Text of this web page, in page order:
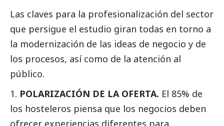
Las claves para la profesionalización del sector
que persigue el estudio giran todas en torno a
la modernización de las ideas de negocio y de
los procesos, así como de la atención al
público.
POLARIZACIÓN DE LA OFERTA. El 85% de
los hosteleros piensa que los negocios deben
ofrecer experiencias diferentes para